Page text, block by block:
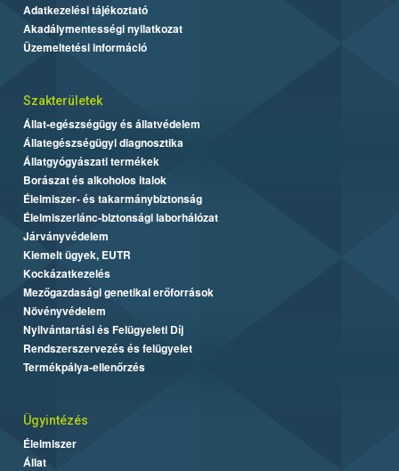
Adatkezelési tájékoztató
Akadálymentességi nyilatkozat
Üzemeltetési információ
Szakterületek
Állat-egészségügy és állatvédelem
Állategészségügyi diagnosztika
Állatgyógyászati termékek
Borászat és alkoholos italok
Élelmiszer- és takarmánybiztonság
Élelmiszerlánc-biztonsági laborhálózat
Járványvédelem
Kiemelt ügyek, EUTR
Kockázatkezelés
Mezőgazdasági genetikai erőforrások
Növényvédelem
Nyilvántartási és Felügyeleti Díj
Rendszerszervezés és felügyelet
Termékpálya-ellenőrzés
Ügyintézés
Élelmiszer
Állat